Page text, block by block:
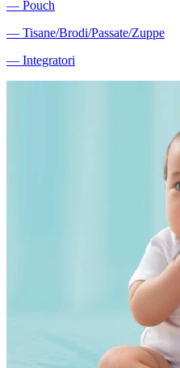
― Pouch
― Tisane/Brodi/Passate/Zuppe
― Integratori